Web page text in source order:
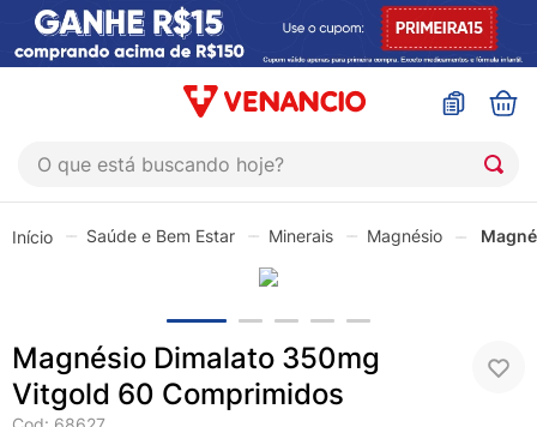
O que está buscando hoje?
Saúde e Bem Estar Minerais Magnésio
Magnésio Dimalato 350mg
Vitgold 60 Comprimidos
1º
coristina
4º
fly gotas
protetor solar